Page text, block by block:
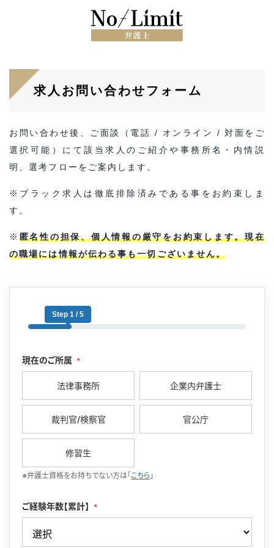
求人お問い合わせフォーム
お問い合わせ後、ご面談（電話 / オンライン / 対面をご
選択可能）にて該当求人のご紹介や事務所名・内情説
明、選考フローをご案内します。
※ブラック求人は徹底排除済みである事をお約束しま
す。
※ 匿名性の担保、個人情報の厳守をお約束します。現在
の職場には情報が伝わる事も一切ございません。
Step 1 / 5
現在のご所属 *
法律事務所 企業内弁護士
裁判官/検察官 官公庁
修習生
※弁護士資格をお持ちでない方は「 こちら 」
ご経験年数【累計】 *